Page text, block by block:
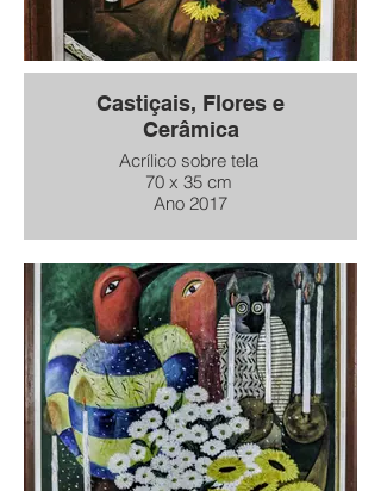
Castiçais, Flores e
Cerâmica
Acrílico sobre tela
70 x 35 cm
Ano 2017